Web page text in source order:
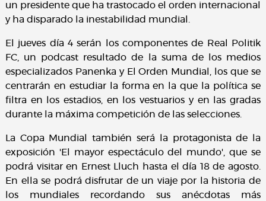
un presidente que ha trastocado el orden internacional
y ha disparado la inestabilidad mundial.
El jueves día 4 serán los componentes de Real Politik
FC, un podcast resultado de la suma de los medios
especializados Panenka y El Orden Mundial, los que se
centrarán en estudiar la forma en la que la política se
filtra en los estadios, en los vestuarios y en las gradas
durante la máxima competición de las selecciones.
La Copa Mundial también será la protagonista de la
exposición 'El mayor espectáculo del mundo', que se
podrá visitar en Ernest Lluch hasta el día 18 de agosto.
En ella se podrá disfrutar de un viaje por la historia de
los mundiales recordando sus anécdotas más